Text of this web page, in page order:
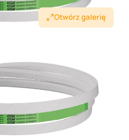
Otwórz galerię